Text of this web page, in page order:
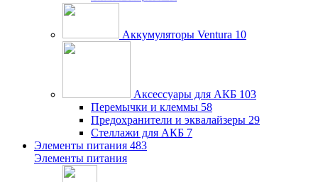
Аккумуляторы Ventura 10
Аксессуары для АКБ 103
Перемычки и клеммы 58
Предохранители и эквалайзеры 29
Стеллажи для АКБ 7
Элементы питания 483
Элементы питания